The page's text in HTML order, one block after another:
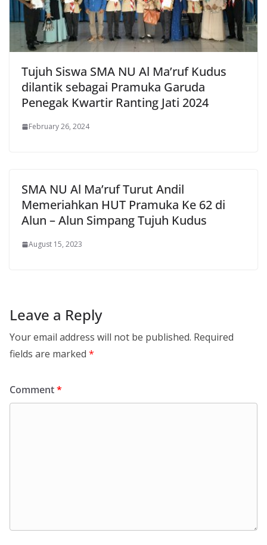
Tujuh Siswa SMA NU Al Ma’ruf Kudus
dilantik sebagai Pramuka Garuda
Penegak Kwartir Ranting Jati 2024
February 26, 2024
SMA NU Al Ma’ruf Turut Andil
Memeriahkan HUT Pramuka Ke 62 di
Alun – Alun Simpang Tujuh Kudus
August 15, 2023
Leave a Reply
Your email address will not be published. Required
fields are marked *
Comment*